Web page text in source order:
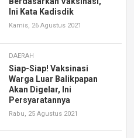
Ini Kata Kadisdik
Kamis, 26 Agustus 2021
DAERAH
Siap-Siap! Vaksinasi
Warga Luar Balikpapan
Akan Digelar, Ini
Persyaratannya
Rabu, 25 Agustus 2021